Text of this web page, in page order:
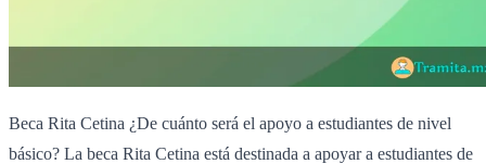
Beca Rita Cetina ¿De cuánto será el apoyo a estudiantes de nivel
básico? La beca Rita Cetina está destinada a apoyar a estudiantes de